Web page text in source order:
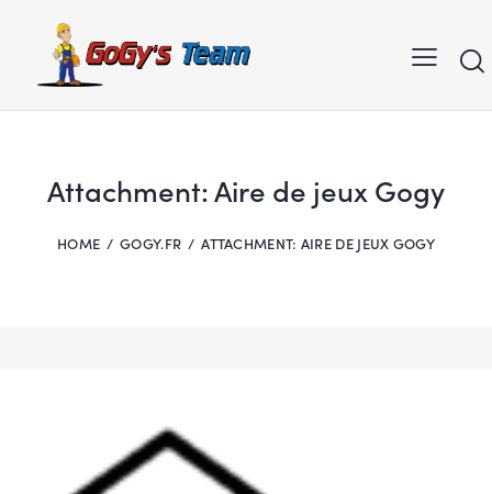
Attachment: Aire de jeux Gogy
HOME GOGY.FR ATTACHMENT: AIRE DE JEUX GOGY